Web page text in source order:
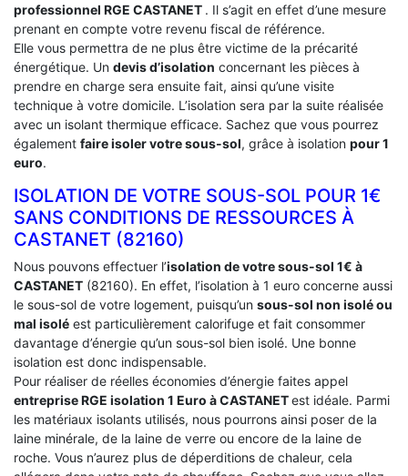
professionnel RGE CASTANET . Il s’agit en effet d’une mesure
prenant en compte votre revenu fiscal de référence.
Elle vous permettra de ne plus être victime de la précarité
énergétique. Un devis d’isolation concernant les pièces à
prendre en charge sera ensuite fait, ainsi qu’une visite
technique à votre domicile. L’isolation sera par la suite réalisée
avec un isolant thermique efficace. Sachez que vous pourrez
également faire isoler votre sous-sol, grâce à isolation pour 1
euro.
ISOLATION DE VOTRE SOUS-SOL POUR 1€
SANS CONDITIONS DE RESSOURCES À
‎CASTANET (82160)
Nous pouvons effectuer l’isolation de votre sous-sol 1€ à
CASTANET (82160). En effet, l’isolation à 1 euro concerne aussi
le sous-sol de votre logement, puisqu’un sous-sol non isolé ou
mal isolé est particulièrement calorifuge et fait consommer
davantage d’énergie qu’un sous-sol bien isolé. Une bonne
isolation est donc indispensable.
Pour réaliser de réelles économies d’énergie faites appel
entreprise RGE isolation 1 Euro à CASTANETest idéale. Parmi
les matériaux isolants utilisés, nous pourrons ainsi poser de la
laine minérale, de la laine de verre ou encore de la laine de
roche. Vous n’aurez plus de déperditions de chaleur, cela